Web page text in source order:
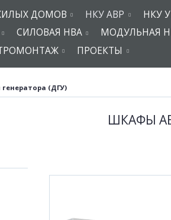
ДОМОВ НКУ АВР НКУ
СИЛОВАЯ НВА МОДУЛЬНАЯ
ПРОЕКТЫ
(ДГУ)
ШКАФЫ